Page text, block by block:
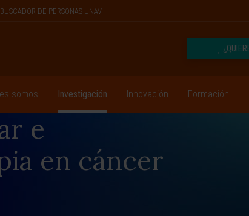
BUSCADOR DE PERSONAS UNAV
somos Investigación Innovación Formación
e
en cáncer